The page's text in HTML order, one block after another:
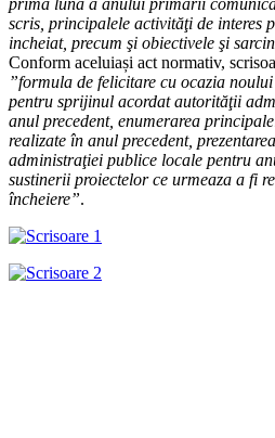
scris, principalele activităţi de interes
incheiat, precum şi obiectivele şi
Conform aceluiași act normativ,
”formula de felicitare cu ocazia
pentru sprijinul acordat autorităţii
anul precedent, enumerarea
realizate în anul precedent,
administraţiei publice locale pentru
sustinerii proiectelor ce urmeaza a fi
încheiere”.